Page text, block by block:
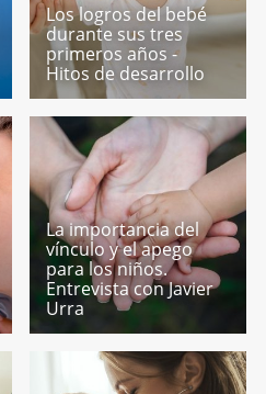
Los logros del bebé
durante sus tres
primeros años -
Hitos de desarrollo
La importancia del
vínculo y el apego
para los niños.
Entrevista con Javier
Urra